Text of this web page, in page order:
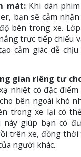
mát:Khi dán
bạn sẽ cảm
bên trong xe.
trực tiếp chiếu
cảm giác dễ
gian riêng tư
nhiệt có đặc
bên ngoài khó
trong xe lại có
này giúp bạn có
trên xe, đồng
người khác.